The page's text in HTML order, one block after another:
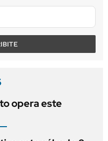
opera este